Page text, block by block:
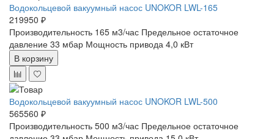
Водокольцевой вакуумный насос UNOKOR LWL-165
219950 ₽
Производительность 165 м3/час Предельное остаточное
давление 33 мбар Мощность привода 4,0 кВт
В корзину
Водокольцевой вакуумный насос UNOKOR LWL-500
565560 ₽
Производительность 500 м3/час Предельное остаточное